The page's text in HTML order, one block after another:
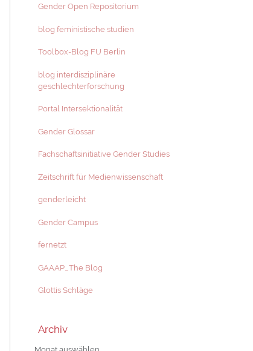
Gender Open Repositorium
blog feministische studien
Toolbox-Blog FU Berlin
blog interdisziplinäre
geschlechterforschung
Portal Intersektionalität
Gender Glossar
Fachschaftsinitiative Gender Studies
Zeitschrift für Medienwissenschaft
genderleicht
Gender Campus
fernetzt
GAAAP_The Blog
Glottis Schläge
Archiv
Archiv